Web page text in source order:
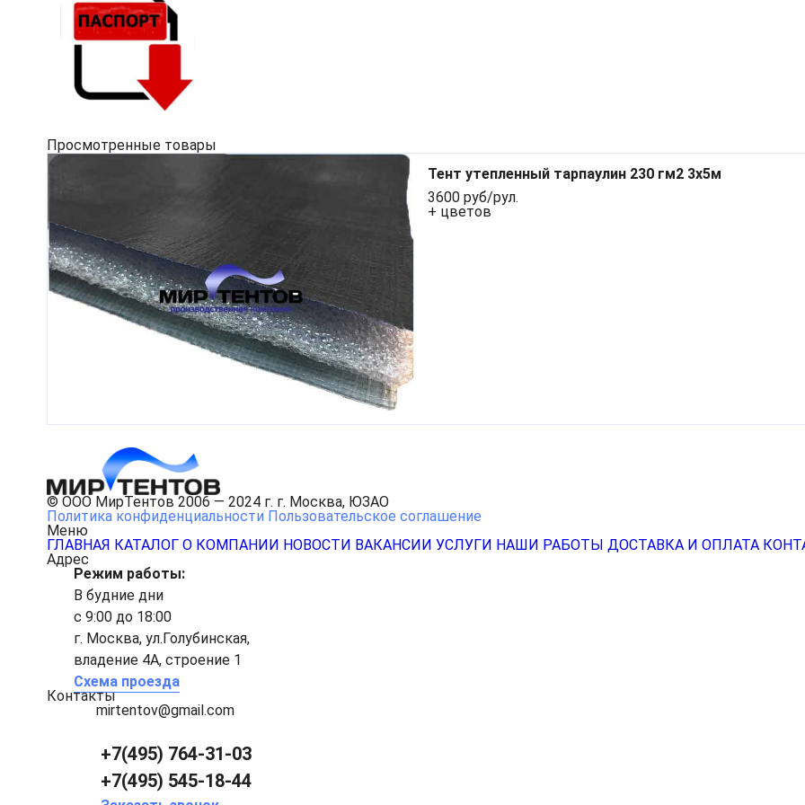
Просмотренные товары
Тент утепленный тарпаулин 230 гм2 3x5м
3600 руб/рул.
+ цветов
© ООО МирТентов 2006 — 2024 г. г. Москва, ЮЗАО
Политика конфиденциальности Пользовательское соглашение
Меню
ГЛАВНАЯ КАТАЛОГ О КОМПАНИИ НОВОСТИ ВАКАНСИИ УСЛУГИ НАШИ РАБОТЫ ДОСТАВКА И ОПЛАТА
Адрес
Режим работы:
В будние дни
с 9:00 до 18:00
г. Москва, ул.Голубинская,
владение 4А, строение 1
Схема проезда
Контакты
mirtentov@gmail.com
+7(495) 764-31-03
+7(495) 545-18-44